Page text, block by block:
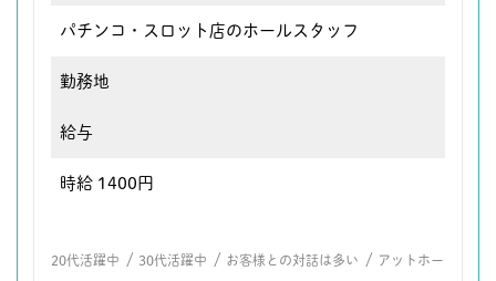
パチンコ・スロット店のホールスタッフ
勤務地
給与
時給 1400円
20代活躍中 / 30代活躍中 / お客様との対話は多い / アットホー